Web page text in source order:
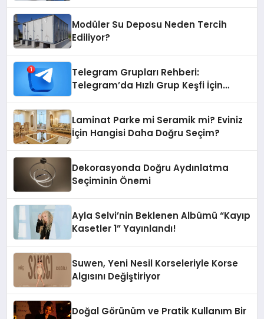
Modüler Su Deposu Neden Tercih
Ediliyor?
Telegram Grupları Rehberi:
Telegram’da Hızlı Grup Keşfi İçin
Laminat Parke mi Seramik mi? Eviniz
İçin Hangisi Daha Doğru Seçim?
Dekorasyonda Doğru Aydınlatma
Seçiminin Önemi
Ayla Selvi’nin Beklenen Albümü “Kayıp
Kasetler 1” Yayınlandı!
Suwen, Yeni Nesil Korseleriyle Korse
Algısını Değiştiriyor
Doğal Görünüm ve Pratik Kullanım Bir